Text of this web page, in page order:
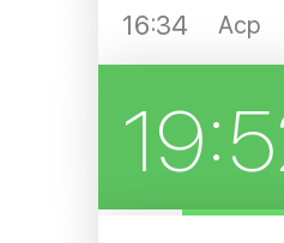
16:34 Аср